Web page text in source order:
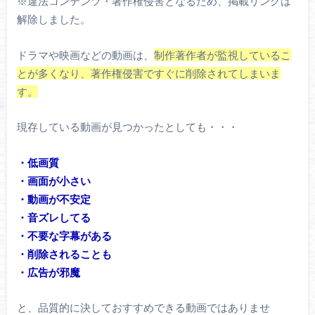
解除しました。
ドラマや映画などの動画は、 制作著作者が監視しているこ
とが多くなり、著作権侵害ですぐに削除されてしまいま
す。
現存している動画が見つかったとしても・・・
・低画質
・画面が小さい
・動画が不安定
・音ズレしてる
・不要な字幕がある
・削除されることも
・広告が邪魔
と、品質的に決しておすすめできる動画ではありませ